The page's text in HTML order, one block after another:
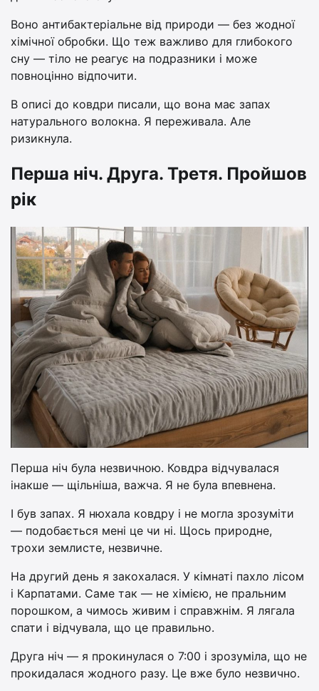
Воно антибактеріальне від природи — без жодної
хімічної обробки. Що теж важливо для глибокого
сну — тіло не реагує на подразники і може
повноцінно відпочити.
В описі до ковдри писали, що вона має запах
натурального волокна. Я переживала. Але
ризикнула.
Перша ніч. Друга. Третя. Пройшов
рік
Перша ніч була незвичною. Ковдра відчувалася
інакше — щільніша, важча. Я не була впевнена.
І був запах. Я нюхала ковдру і не могла зрозуміти
— подобається мені це чи ні. Щось природне,
трохи землисте, незвичне.
На другий день я закохалася. У кімнаті пахло лісом
і Карпатами. Саме так — не хімією, не пральним
порошком, а чимось живим і справжнім. Я лягала
спати і відчувала, що це правильно.
Друга ніч — я прокинулася о 7:00 і зрозуміла, що не
прокидалася жодного разу. Це вже було незвично.